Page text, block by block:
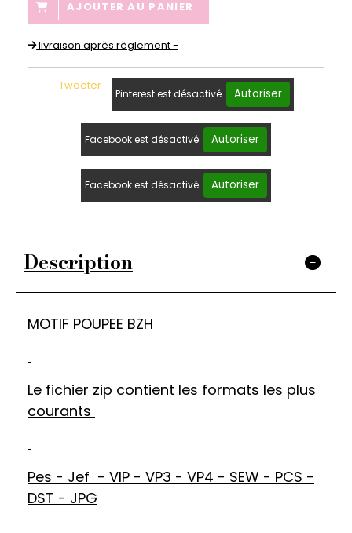
AJOUTER AU PANIER
livraison après règlement -
Tweeter
Pinterest est désactivé. Autoriser
Facebook est désactivé. Autoriser
Facebook est désactivé. Autoriser
Description
MOTIF POUPEE BZH
Le fichier zip contient les formats les plus
courants
Pes - Jef - VIP - VP3 - VP4 - SEW - PCS -
DST - JPG